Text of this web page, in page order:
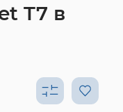
T7 в